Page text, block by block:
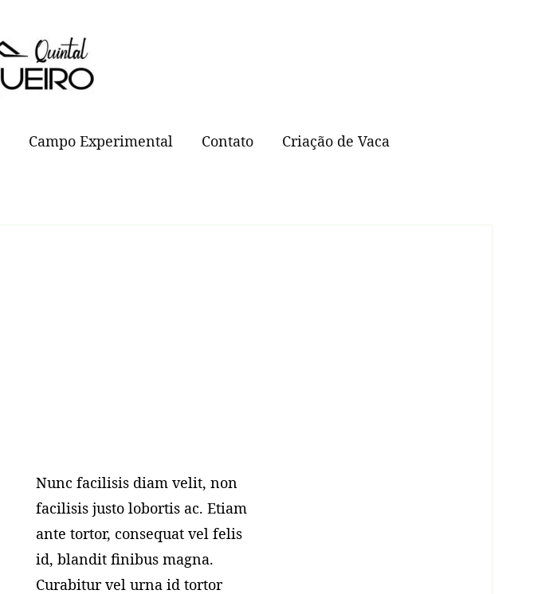
Campo Experimental Contato Criação de Vaca
Nunc facilisis diam velit, non
facilisis justo lobortis ac. Etiam
ante tortor, consequat vel felis
id, blandit finibus magna.
Curabitur vel urna id tortor